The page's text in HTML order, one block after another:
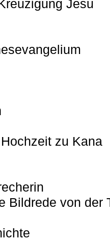
Jesu
zu Kana
Bildrede von der